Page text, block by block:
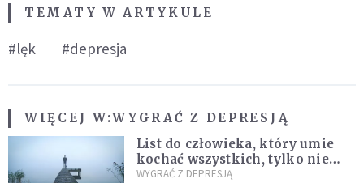
TEMATY W ARTYKULE
#lęk #depresja
WIĘCEJ W:WYGRAĆ Z DEPRESJĄ
List do człowieka, który umie
kochać wszystkich, tylko nie
siebie
WYGRAĆ Z DEPRESJĄ